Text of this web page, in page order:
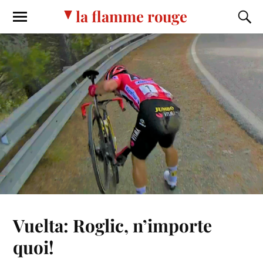
la flamme rouge
Vuelta: Roglic, n’importe
quoi!